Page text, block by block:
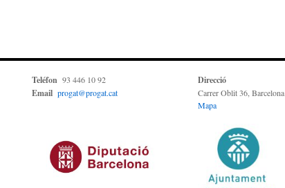
Teléfon 93 446 10 92
Email progat@progat.cat
Direcció
Carrer Oblit 36, Barcelona
Mapa